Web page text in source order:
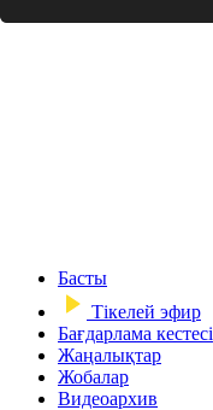
Басты
Тікелей эфир
Бағдарлама кестесі
Жаңалықтар
Жобалар
Видеоархив